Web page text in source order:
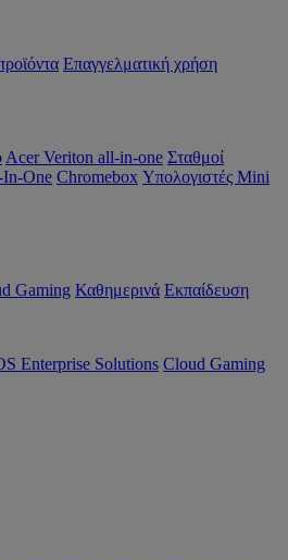
Επαγγελματική χρήση
Acer Veriton all-in-one Σταθμοί
One Chromebox Υπολογιστές Mini
Gaming Καθημερινά Εκπαίδευση
Enterprise Solutions Cloud Gaming